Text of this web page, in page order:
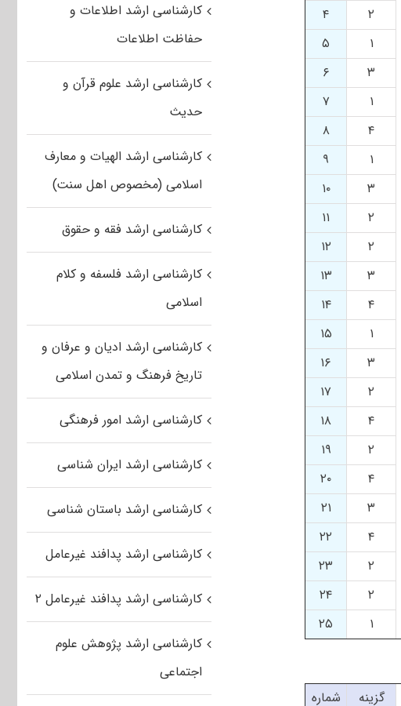
۲
۴
۱
۵
۳
۶
۱
۷
۴
۸
۱
۹
۳
۱۰
۲
۱۱
۲
۱۲
۳
۱۳
۴
۱۴
۱
۱۵
۳
۱۶
۲
۱۷
۴
۱۸
۲
۱۹
۴
۲۰
۳
۲۱
۴
۲۲
۲
۲۳
۲
۲۴
۱ ۲۵
گزینه شماره
کارشناسی ارشد اطلاعات و
حفاظت اطلاعات
کارشناسی ارشد علوم قرآن و
حدیث
کارشناسی ارشد الهیات و معارف
اسلامی (مخصوص اهل سنت)
کارشناسی ارشد فقه و حقوق
کارشناسی ارشد فلسفه و کلام
اسلامی
کارشناسی ارشد ادیان و عرفان و
تاریخ فرهنگ و تمدن اسلامی
کارشناسی ارشد امور فرهنگی
کارشناسی ارشد ایران شناسی
کارشناسی ارشد باستان شناسی
کارشناسی ارشد پدافند غیرعامل
کارشناسی ارشد پدافند غیرعامل ۲
کارشناسی ارشد پژوهش علوم
اجتماعی